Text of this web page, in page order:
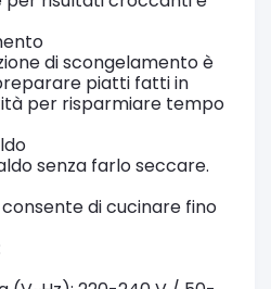
di scongelamento è
piatti fatti in
per risparmiare tempo
senza farlo seccare.
di cucinare fino